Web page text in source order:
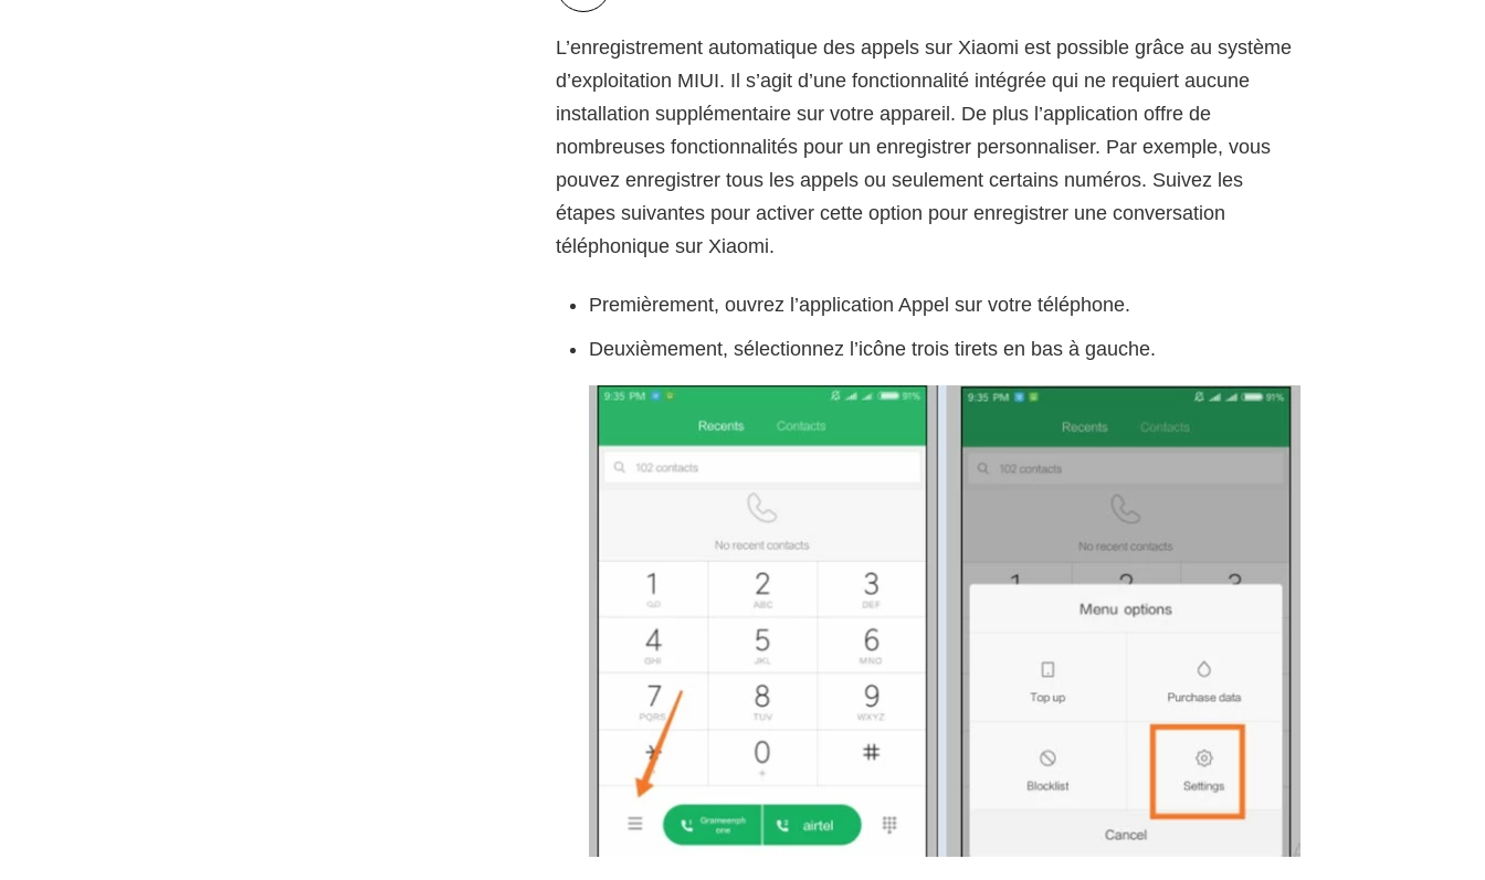
L’enregistrement automatique des appels sur Xiaomi est possible grâce au système
d’exploitation MIUI. Il s’agit d’une fonctionnalité intégrée qui ne requiert aucune
installation supplémentaire sur votre appareil. De plus l’application offre de
nombreuses fonctionnalités pour un enregistrer personnaliser. Par exemple, vous
pouvez enregistrer tous les appels ou seulement certains numéros. Suivez les
étapes suivantes pour activer cette option pour enregistrer une conversation
téléphonique sur Xiaomi.
Premièrement, ouvrez l’application Appel sur votre téléphone.
Deuxièmement, sélectionnez l’icône trois tirets en bas à gauche.